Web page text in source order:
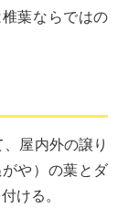
葉ならではの
屋内外の譲り
や）の葉とダ
ける。